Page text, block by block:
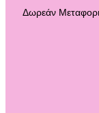
Δωρεάν